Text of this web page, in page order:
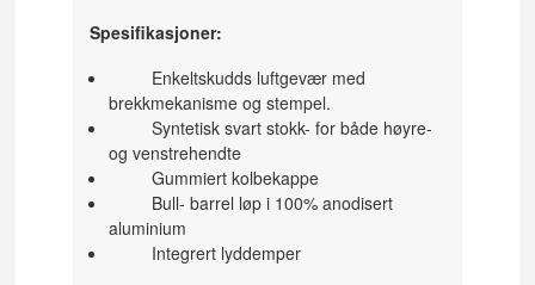
Spesifikasjoner:
Enkeltskudds luftgevær med
brekkmekanisme og stempel.
Syntetisk svart stokk- for både høyre-
og venstrehendte
Gummiert kolbekappe
Bull- barrel løp i 100% anodisert
aluminium
Integrert lyddemper